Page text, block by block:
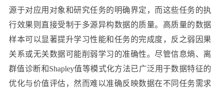
源于对应用对象和研究任务的明确界定，而这些任务的执
行效果则直接受制于多源异构数据的质量。高质量的数据
样本可以显著提升学习性能和任务的完成度，反之弱因果
关系或无关数据可能削弱学习的准确性。尽管信息熵、离
群值诊断和Shapley值等模式化方法已广泛用于数据特征的
优化与价值评估，然而难以准确反映数据在不同任务需求